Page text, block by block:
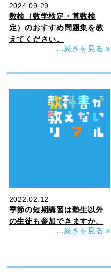
2024.09.29
数検（数学検定・算数検
定）のおすすめ問題集を教
えてください。
…続きを見る »
2022.02.12
季節の短期講習は塾生以外
の生徒も参加できますか。
…続きを見る »